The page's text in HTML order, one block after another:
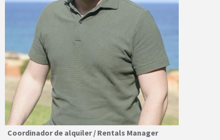
Coordinador de alquiler / Rentals Manager